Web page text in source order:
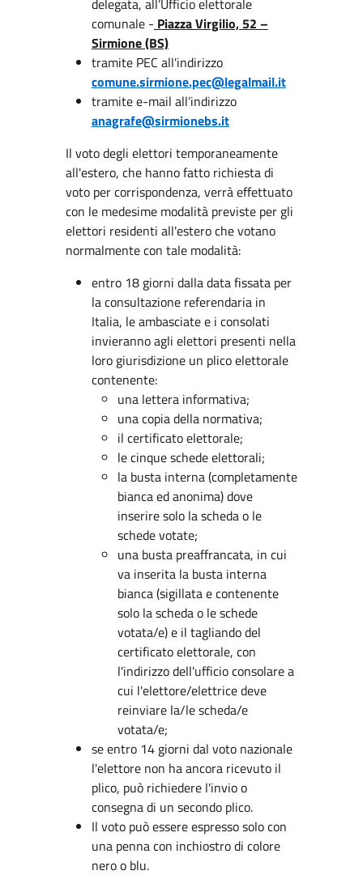
delegata, all’Ufficio elettorale
comunale - Piazza Virgilio, 52 –
Sirmione (BS)
tramite PEC all'indirizzo
comune.sirmione.pec@legalmail.it
tramite e-mail all’indirizzo
anagrafe@sirmionebs.it
Il voto degli elettori temporaneamente
all'estero, che hanno fatto richiesta di
voto per corrispondenza, verrà effettuato
con le medesime modalità previste per gli
elettori residenti all'estero che votano
normalmente con tale modalità:
entro 18 giorni dalla data fissata per
la consultazione referendaria in
Italia, le ambasciate e i consolati
invieranno agli elettori presenti nella
loro giurisdizione un plico elettorale
contenente:
una lettera informativa;
una copia della normativa;
il certificato elettorale;
le cinque schede elettorali;
la busta interna (completamente
bianca ed anonima) dove
inserire solo la scheda o le
schede votate;
una busta preaffrancata, in cui
va inserita la busta interna
bianca (sigillata e contenente
solo la scheda o le schede
votata/e) e il tagliando del
certificato elettorale, con
l'indirizzo dell'ufficio consolare a
cui l'elettore/elettrice deve
reinviare la/le scheda/e
votata/e;
se entro 14 giorni dal voto nazionale
l'elettore non ha ancora ricevuto il
plico, può richiedere l'invio o
consegna di un secondo plico.
Il voto può essere espresso solo con
una penna con inchiostro di colore
nero o blu.